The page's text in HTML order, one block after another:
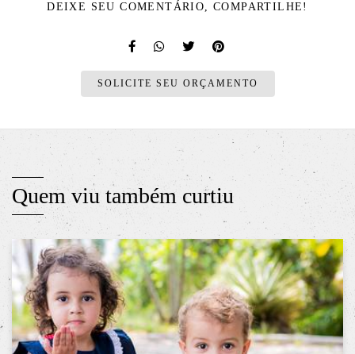
DEIXE SEU COMENTÁRIO, COMPARTILHE!
SOLICITE SEU ORÇAMENTO
Quem viu também curtiu